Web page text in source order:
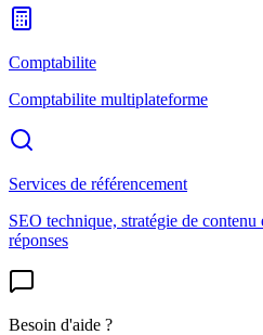
Comptabilite
Comptabilite multiplateforme
Services de référencement
SEO technique, stratégie de
réponses
Besoin d'aide ?